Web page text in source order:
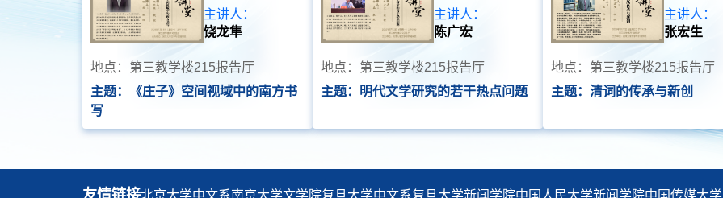
主讲人：
饶龙隼
地点：第三教学楼215报告厅
主题：《庄子》空间视域中的南方书
写
主讲人：
陈广宏
地点：第三教学楼215报告厅
主题：明代文学研究的若干热点问题
主讲人：
张宏生
地点：第三教学楼215报告厅
主题：清词的传承与新创
友情链接北京大学中文系南京大学文学院复旦大学中文系复旦大学新闻学院中国人民大学新闻学院中国传媒大学